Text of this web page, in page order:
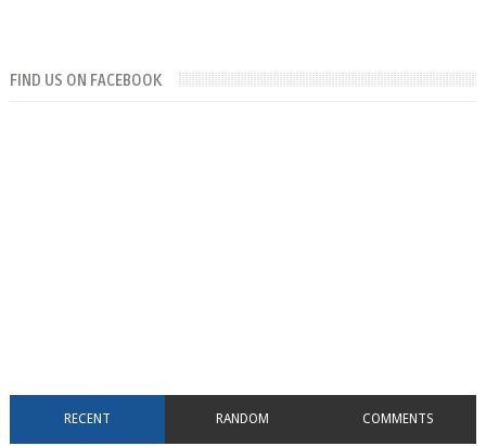
FIND US ON FACEBOOK
RECENT RANDOM COMMENTS